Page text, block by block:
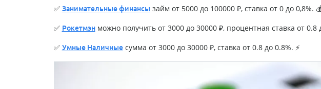
✅ Занимательные финансы займ от 5000 до 100000 ₽, ставка от 0 до 0,8%.
✅ Рокетмэнможно получить от 3000 до 30000 ₽, процентная ставка от 0.8
✅ Умные Наличныесумма от 3000 до 30000 ₽, ставка от 0.8 до 0.8%. ⚡